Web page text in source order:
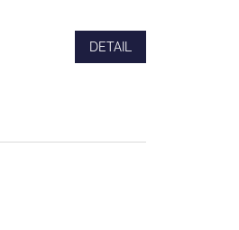
DETAIL